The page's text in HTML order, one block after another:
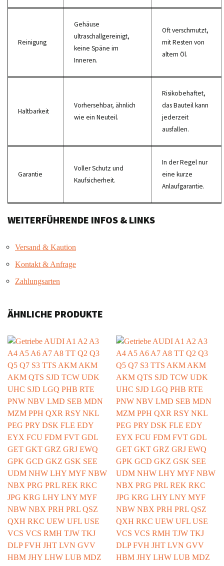
Reinigung
Gehäuse
ultraschallgereinigt,
keine Späne im
Inneren.
Oft verschmutzt,
mit Resten von
altem Öl.
Haltbarkeit
Vorhersehbar, ähnlich
wie ein Neuteil.
Risikobehaftet,
das Bauteil kann
jederzeit
ausfallen.
Garantie
Voller Schutz und
Kaufsicherheit.
In der Regel nur
eine kurze
Anlaufgarantie.
WEITERFÜHRENDE INFOS & LINKS
Versand & Kaution
Kontakt & Anfrage
Zahlungsarten
ÄHNLICHE PRODUKTE